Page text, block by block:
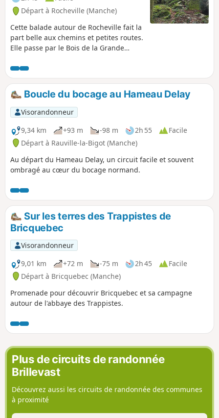
Départ à Rocheville (Manche)
Cette balade autour de Rocheville fait la
part belle aux chemins et petites routes.
Elle passe par le Bois de la Grande
allée couverte qui sont de véritables
curiosités dans le secteur. Il y a de
nombreux passages dans les bois ou en
forêt, plutôt à l'abri du soleil et qui
permettent de découvrir un Cotentin un
peu plus sauvage. Certains passages
peuvent être un peu humides selon la
saison et des chaussures de
randonnées sont conseillées pour
limiter les glissades.
Boucle du bocage au Hameau Delay
Visorandonneur
9,34 km
+93 m -98 m 2h 55
Facile
Départ à Rauville-la-Bigot (Manche)
Au départ du Hameau Delay, un circuit facile et souvent
ombragé au cœur du bocage normand.
Sur les terres des Trappistes de
Bricquebec
Visorandonneur
9,01 km
+72 m -75 m 2h 45
Facile
Départ à Bricquebec (Manche)
Promenade pour découvrir Bricquebec et sa campagne
autour de l'abbaye des Trappistes.
Plus de circuits de randonnée
Brillevast
Découvrez aussi les circuits de randonnée des communes
à proximité